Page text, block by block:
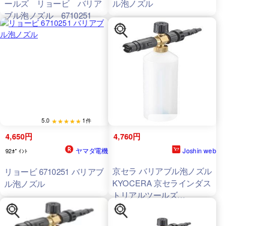
ールズ リョービ バリア
ブル泡ノズル 6710251
ル泡ノズル
4,650円
92ﾎﾟｲﾝﾄ ヤマダ電機
5.0 1件
リョービ 6710251 バリアブ
ル泡ノズル
4,760円
Joshin web
京セラ バリアブル泡ノズル
KYOCERA 京セラインダス
トリアルツールズ
6710251(KYOCERA) 返品
種別A